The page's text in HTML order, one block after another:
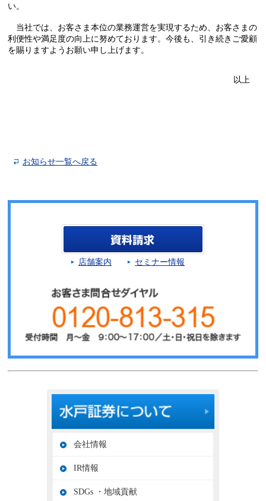
い。
当社では、お客さま本位の業務運営を実現するため、お客さまの
利便性や満足度の向上に努めております。今後も、引き続きご愛顧
を賜りますようお願い申し上げます。
以上
お知らせ一覧へ戻る
店舗案内 セミナー情報
会社情報
IR情報
SDGs ・地域貢献